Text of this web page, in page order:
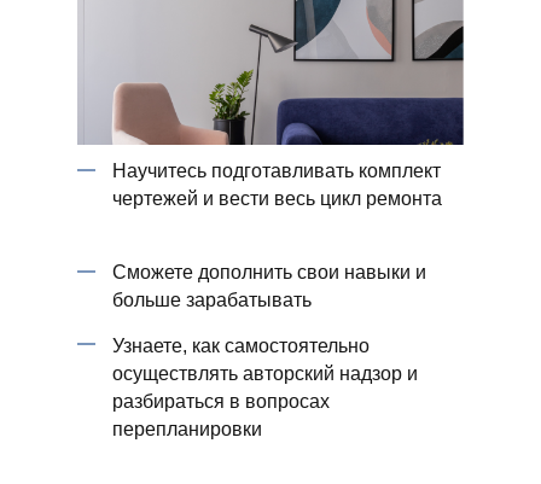
Научитесь подготавливать комплект
чертежей и вести весь цикл ремонта
Сможете дополнить свои навыки и
больше зарабатывать
Узнаете, как самостоятельно
осуществлять авторский надзор и
разбираться в вопросах
перепланировки